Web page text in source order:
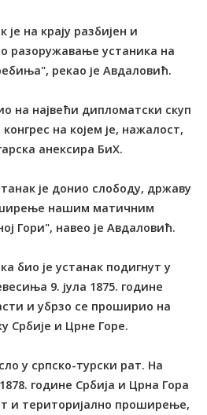
је на крају разбијен и
разоружавање устаника на
рекао је Авдаловић.
на највећи дипломатски скуп
на којем је, нажалост,
анексира БиХ.
је донио слободу, државу
нашим матичним
Гори", навео је Авдаловић.
био је устанак подигнут у
9. јула 1875. године
и убрзо се проширио на
Србије и Црне Горе.
у српско-турски рат. На
године Србија и Црна Гора
и територијално проширење,